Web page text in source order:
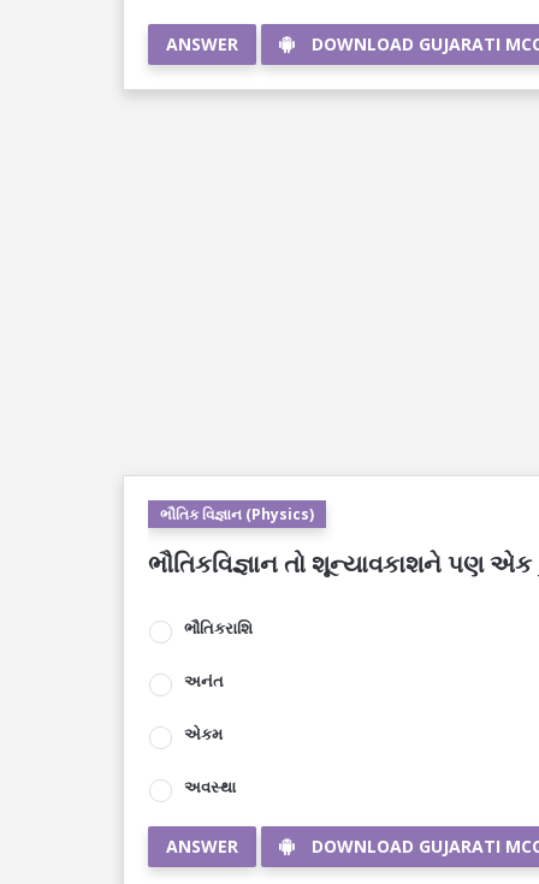
ANSWER DOWNLOAD GUJARATI
ભૌતિક વિજ્ઞાન (Physics)
ભૌતિકવિજ્ઞાન તો શૂન્યાવકાશને પણ એક
ભૌતિકરાશિ
અનંત
એકમ
અવસ્થા
ANSWER DOWNLOAD GUJARATI